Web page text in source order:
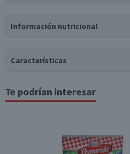
Puede contener
Información nutricional
Tabla nutricional
Energía (kCal)
Grasas Totales (g)
Características
Tipo de Producto
Te podrían interesar